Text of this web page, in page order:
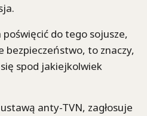
poświęcić do tego sojusze,
bezpieczeństwo, to znaczy,
spod jakiejkolwiek
anty-TVN, zagłosuje